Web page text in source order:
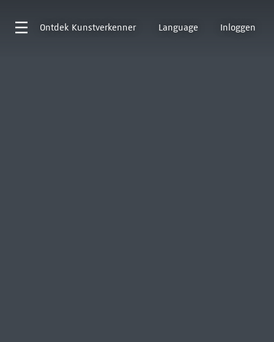
Ontdek Kunstverkenner Language Inloggen